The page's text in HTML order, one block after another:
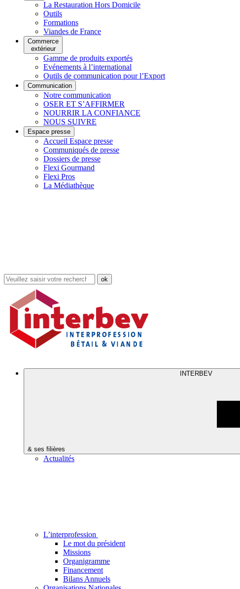
La Restauration Hors Domicile
Outils
Formations
Viandes de France
Commerce
extérieur
Gamme de produits exportés
Evénements à l’international
Outils de communication pour l’Export
Communication
Notre communication
OSER ET S’AFFIRMER
NOURRIR LA CONFIANCE
NOUS SUIVRE
Espace presse
Accueil Espace presse
Communiqués de presse
Dossiers de presse
Flexi Gourmand
Flexi Pros
La Médiathèque
Rechercher
dans
site
INTERBEV
& ses filières
Actualités
L’interprofession
Le mot du président
Missions
Organigramme
Financement
Bilans Annuels